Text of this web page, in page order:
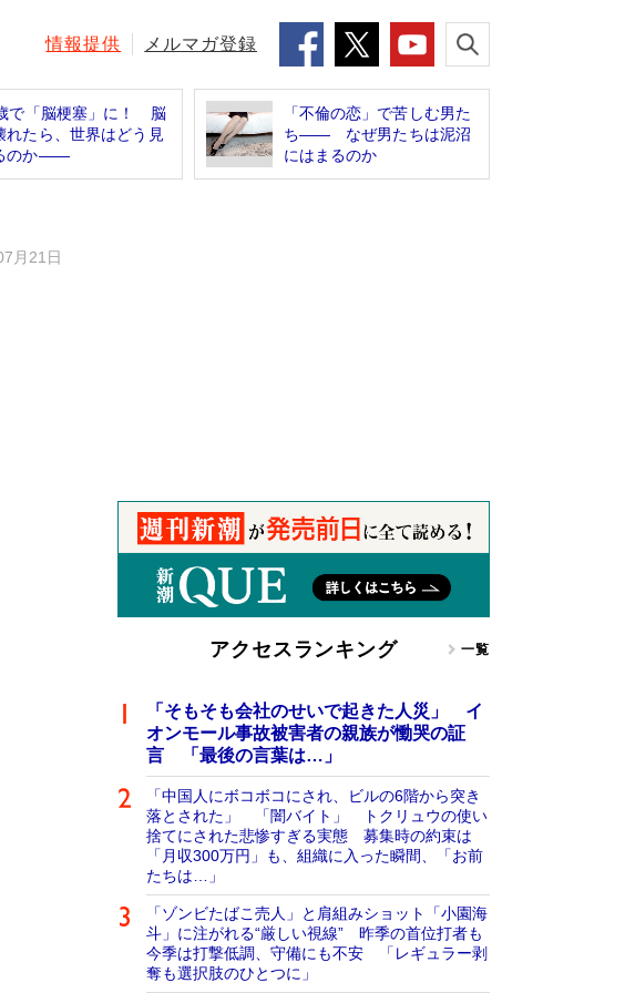
情報提供 メルマガ登録
で「脳梗塞」に！ 脳
れたら、世界はどう見
のか――
「不倫の恋」で苦しむ男た
ち―― なぜ男たちは泥沼
にはまるのか
月21日
アクセスランキング 一覧
「そもそも会社のせいで起きた人災」 イ
オンモール事故被害者の親族が慟哭の証
言 「最後の言葉は…」
「中国人にボコボコにされ、ビルの6階から突き
落とされた」 「闇バイト」 トクリュウの使い
捨てにされた悲惨すぎる実態 募集時の約束は
「月収300万円」も、組織に入った瞬間、「お前
たちは…」
「ゾンビたばこ売人」と肩組みショット「小園海
斗」に注がれる“厳しい視線” 昨季の首位打者も
今季は打撃低調、守備にも不安 「レギュラー剥
奪も選択肢のひとつに」